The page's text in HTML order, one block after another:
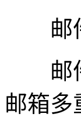
邮
邮件
邮箱多